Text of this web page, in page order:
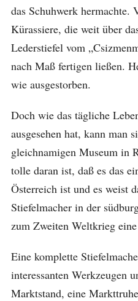
das Schuhwerk
Kürassiere, die weit über
Lederstiefel vom
nach Maß fertigen ließen.
wie ausgestorben.
Doch wie das tägliche
ausgesehen hat, kann man
gleichnamigen Museum in
tolle daran ist, daß es das
Österreich ist und es weist
Stiefelmacher in der
zum Zweiten Weltkrieg
Eine komplette
interessanten Werkzeugen
Marktstand, eine